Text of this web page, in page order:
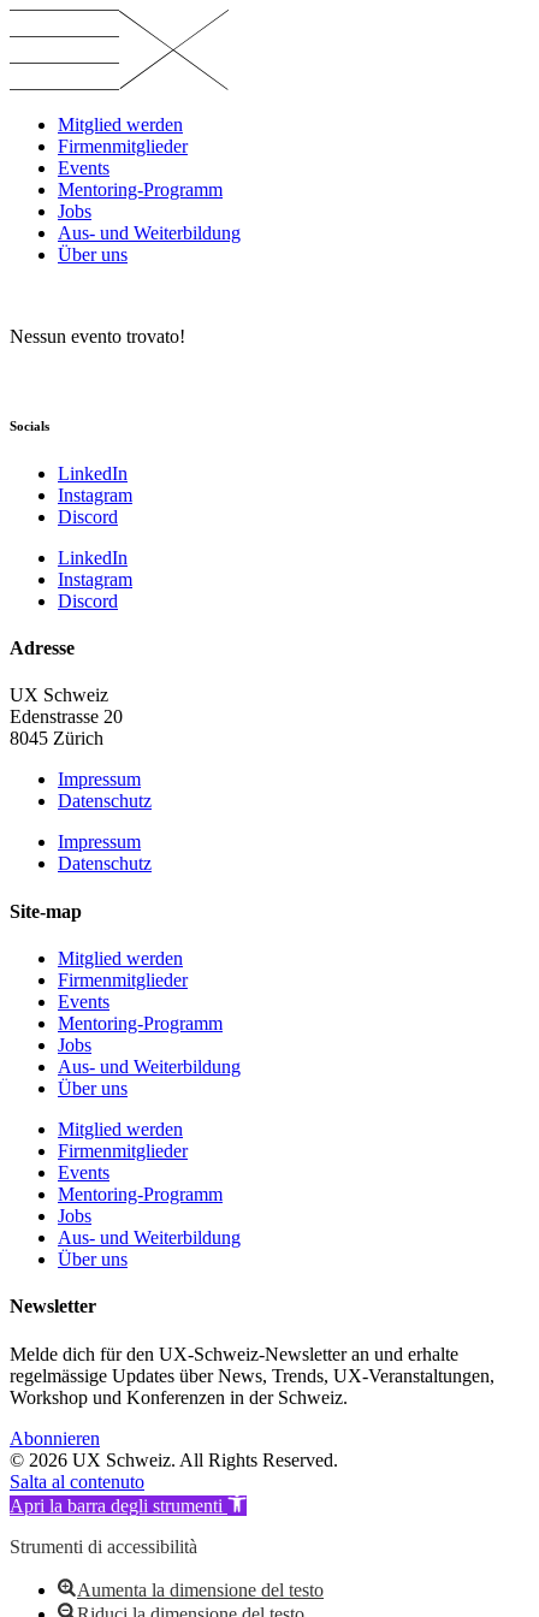
al
contenuto
Mitglied werden
Firmenmitglieder
Events
Mentoring-Programm
Jobs
Aus- und Weiterbildung
Über uns
Nessun evento trovato!
Socials
LinkedIn
Instagram
Discord
LinkedIn
Instagram
Discord
Adresse
UX Schweiz
Edenstrasse 20
8045 Zürich
Impressum
Datenschutz
Impressum
Datenschutz
Site-map
Mitglied werden
Firmenmitglieder
Events
Mentoring-Programm
Jobs
Aus- und Weiterbildung
Über uns
Mitglied werden
Firmenmitglieder
Events
Mentoring-Programm
Jobs
Aus- und Weiterbildung
Über uns
Newsletter
Melde dich für den UX-Schweiz-Newsletter an und erhalte
regelmässige Updates über News, Trends, UX-Veranstaltungen,
Workshop und Konferenzen in der Schweiz.
Abonnieren
© 2026 UX Schweiz. All Rights Reserved.
Salta al contenuto
Apri la barra degli strumenti
Strumenti di accessibilità
Aumenta la dimensione del testo